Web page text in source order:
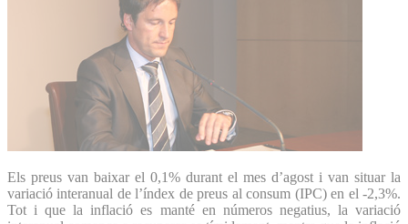
Els preus van baixar el 0,1% durant el mes d’agost i van situar la
variació interanual de l’índex de preus al consum (IPC) en el -2,3%.
Tot i que la inflació es manté en números negatius, la variació